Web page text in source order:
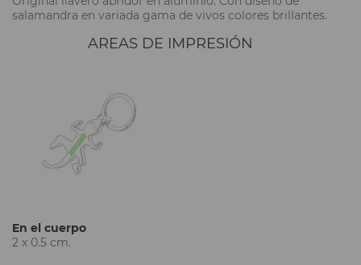
salamandra en variada gama de vivos colores brillantes.
AREAS DE IMPRESIÓN
En el cuerpo
2 x 0.5 cm.